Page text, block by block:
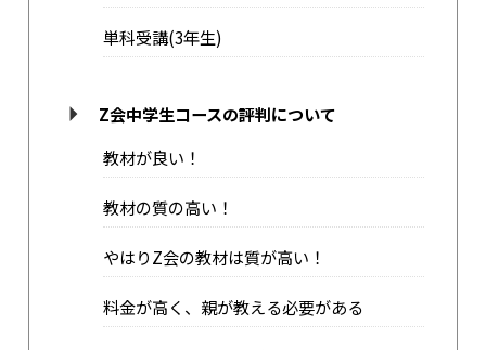
単科受講(3️年生)
Z会中学生コースの評判について
教材が良い！
教材の質の高い！
やはりZ会の教材は質が高い！
料金が高く、親が教える必要がある